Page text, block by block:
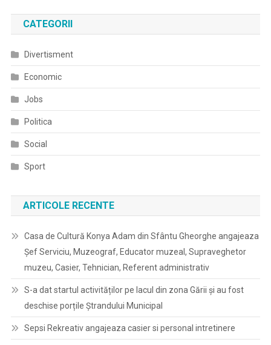
CATEGORII
Divertisment
Economic
Jobs
Politica
Social
Sport
ARTICOLE RECENTE
Casa de Cultură Konya Adam din Sfântu Gheorghe angajeaza
Șef Serviciu, Muzeograf, Educator muzeal, Supraveghetor
muzeu, Casier, Tehnician, Referent administrativ
S-a dat startul activităților pe lacul din zona Gării și au fost
deschise porțile Ștrandului Municipal
Sepsi Rekreativ angajeaza casier si personal intretinere